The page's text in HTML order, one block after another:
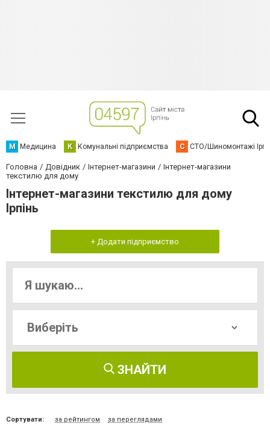
М Медицина К Комунальні підприємства С СТО/Шиномонтажі
Головна Довідник Інтернет-магазини
Інтернет-магазини
текстилю для дому
Інтернет-магазини текстилю для дому
Ірпінь
+ Додати підприємство
ЗНАЙТИ
Сортувати: за рейтингом за переглядами